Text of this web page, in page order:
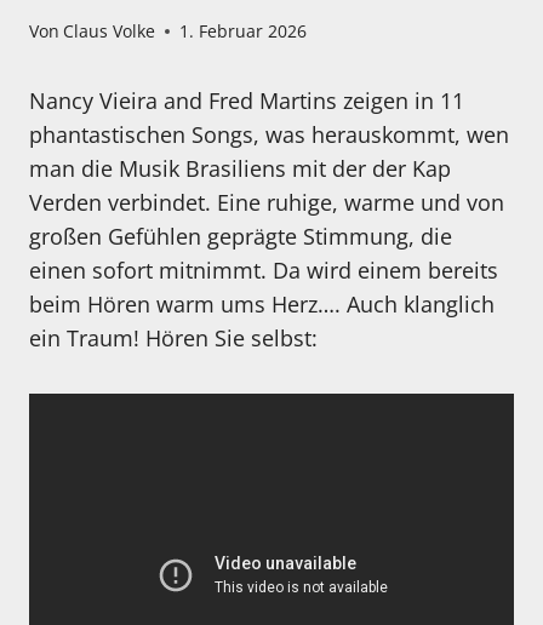
Von Claus Volke 1. Februar 2026
Nancy Vieira and Fred Martins zeigen in 11
phantastischen Songs, was herauskommt, wen
man die Musik Brasiliens mit der der Kap
Verden verbindet. Eine ruhige, warme und von
großen Gefühlen geprägte Stimmung, die
einen sofort mitnimmt. Da wird einem bereits
beim Hören warm ums Herz…. Auch klanglich
ein Traum! Hören Sie selbst: